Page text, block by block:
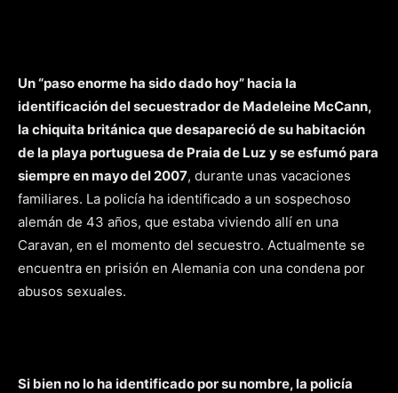
Un “paso enorme ha sido dado hoy” hacia la
identificación del secuestrador de Madeleine McCann,
la chiquita británica que desapareció de su habitación
de la playa portuguesa de Praia de Luz y se esfumó para
siempre en mayo del 2007, durante unas vacaciones
familiares. La policía ha identificado a un sospechoso
alemán de 43 años, que estaba viviendo allí en una
Caravan, en el momento del secuestro. Actualmente se
encuentra en prisión en Alemania con una condena por
abusos sexuales.
Si bien no lo ha identificado por su nombre, la policía